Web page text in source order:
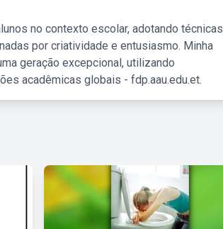
no contexto escolar, adotando técnicas
por criatividade e entusiasmo. Minha
geração excepcional, utilizando
acadêmicas globais - fdp.aau.edu.et.